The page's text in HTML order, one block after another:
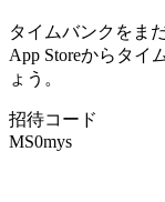
タイムバンクをま
App Storeからタイ
ょう。
招待コード
MS0mys